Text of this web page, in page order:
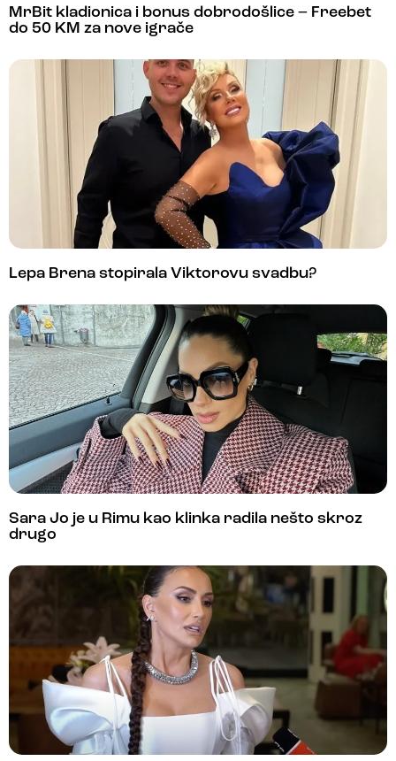
MrBit kladionica i bonus dobrodošlice – Freebet
do 50 KM za nove igrače
Lepa Brena stopirala Viktorovu svadbu?
Sara Jo je u Rimu kao klinka radila nešto skroz
drugo